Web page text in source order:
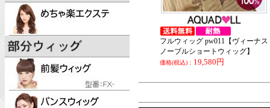
フルウィッグ pw011【ヴィーナス
ノーブルショートウィッグ】
価格(税込)： 19,580円